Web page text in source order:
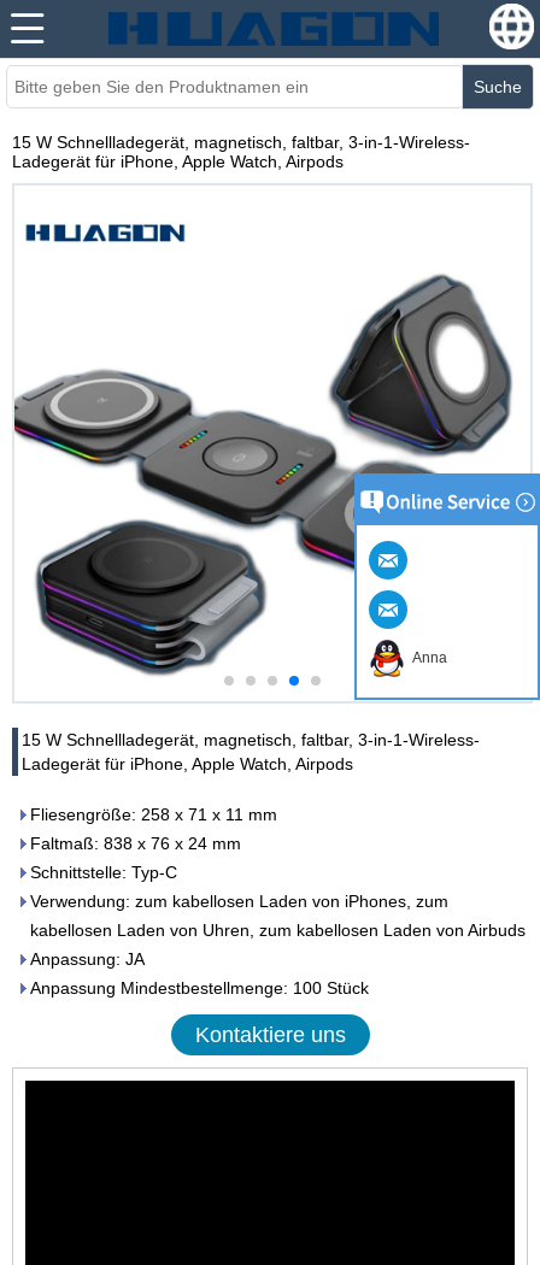
Suche
15 W Schnellladegerät, magnetisch, faltbar, 3-in-1-Wireless-
Ladegerät für iPhone, Apple Watch, Airpods
15 W Schnellladegerät, magnetisch, faltbar, 3-in-1-Wireless-
Ladegerät für iPhone, Apple Watch, Airpods
Fliesengröße: 258 x 71 x 11 mm
Faltmaß: 838 x 76 x 24 mm
Schnittstelle: Typ-C
Verwendung: zum kabellosen Laden von iPhones, zum
kabellosen Laden von Uhren, zum kabellosen Laden von Airbuds
Anpassung: JA
Anpassung Mindestbestellmenge: 100 Stück
Kontaktiere uns
Anna